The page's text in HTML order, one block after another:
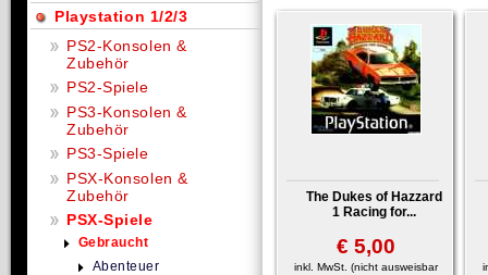
The Dukes of Hazzard
1 Racing for...
€ 5,00
inkl. MwSt. (nicht ausweisbar
Playstation 1/2/3
PS2-Konsolen &
Zubehör
PS2-Spiele
PS3-Konsolen &
Zubehör
PS3-Spiele
PSX-Konsolen &
Zubehör
PSX-Spiele
Gebraucht
Abenteuer